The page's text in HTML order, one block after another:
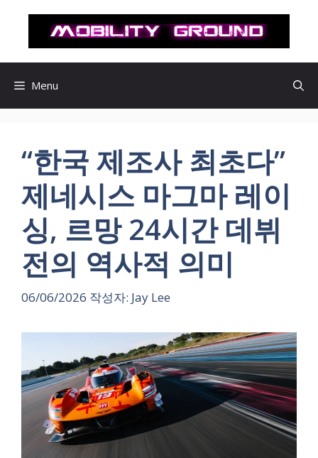
로
Menu
“한국 제조사 최초다”
제네시스 마그마 레이
싱, 르망 24시간 데뷔
전의 역사적 의미
06/06/2026 작성자: Jay Lee